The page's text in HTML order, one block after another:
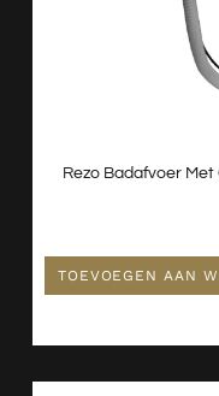
Rezo Badafvoer
TOEVOEGEN AAN